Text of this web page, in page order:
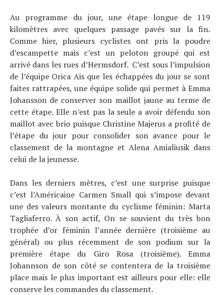
Au programme du jour, une étape longue de 119
kilomètres avec quelques passage pavés sur la fin.
Comme hier, plusieurs cyclistes ont pris la poudre
d’escampette mais c’est un peloton groupé qui est
arrivé dans les rues d’Hermsdorf. C’est sous l’impulsion
de l’équipe Orica Ais que les échappées du jour se sont
faites rattrapées, une équipe solide qui permet à Emma
Johansson de conserver son maillot jaune au terme de
cette étape. Elle n’est pas la seule a avoir défendu son
maillot avec brio puisque Christine Majerus a profité de
l’étape du jour pour consolider son avance pour le
classement de la montagne et Alena Amialiusik dans
celui de la jeunesse.
Dans les derniers mètres, c’est une surprise puisque
c’est l’Américaine Carmen Small qui s’impose devant
une des valeurs montante du cyclisme féminin: Marta
Tagliaferro. À son actif, On se souvient du très bon
trophée d’or féminin l’année dernière (troisième au
général) ou plus récemment de son podium sur la
première étape du Giro Rosa (troisième). Emma
Johannson de son côté se contentera de la troisième
place mais le plus important est ailleurs pour elle: elle
conserve les commandes du classement.